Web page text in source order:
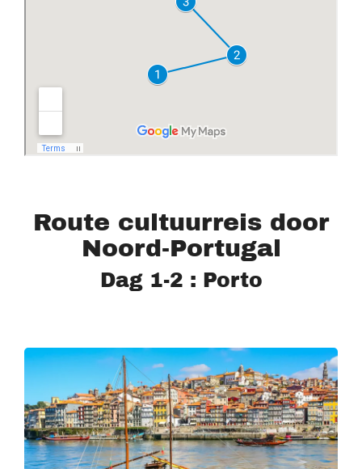
Route cultuurreis door
Noord-Portugal
Dag 1-2 : Porto